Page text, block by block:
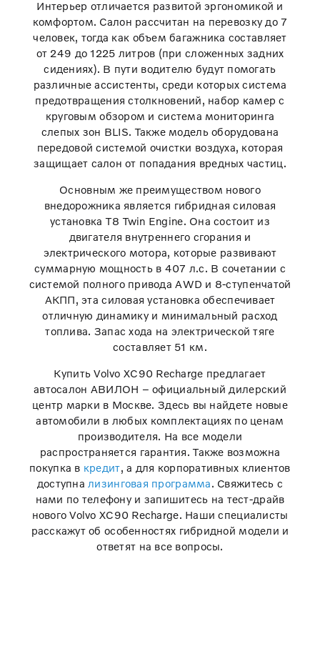
Интерьер отличается развитой эргономикой и
комфортом. Салон рассчитан на перевозку до 7
человек, тогда как объем багажника составляет
от 249 до 1225 литров (при сложенных задних
сидениях). В пути водителю будут помогать
различные ассистенты, среди которых система
предотвращения столкновений, набор камер с
круговым обзором и система мониторинга
слепых зон BLIS. Также модель оборудована
передовой системой очистки воздуха, которая
защищает салон от попадания вредных частиц.
Основным же преимуществом нового
внедорожника является гибридная силовая
установка T8 Twin Engine. Она состоит из
двигателя внутреннего сгорания и
электрического мотора, которые развивают
суммарную мощность в 407 л.с. В сочетании с
системой полного привода AWD и 8-ступенчатой
АКПП, эта силовая установка обеспечивает
отличную динамику и минимальный расход
топлива. Запас хода на электрической тяге
составляет 51 км.
Купить Volvo XC90 Recharge предлагает
автосалон АВИЛОН – официальный дилерский
центр марки в Москве. Здесь вы найдете новые
автомобили в любых комплектациях по ценам
производителя. На все модели
распространяется гарантия. Также возможна
покупка в кредит, а для корпоративных клиентов
доступна лизинговая программа. Свяжитесь с
нами по телефону и запишитесь на тест-драйв
нового Volvo XC90 Recharge. Наши специалисты
расскажут об особенностях гибридной модели и
ответят на все вопросы.